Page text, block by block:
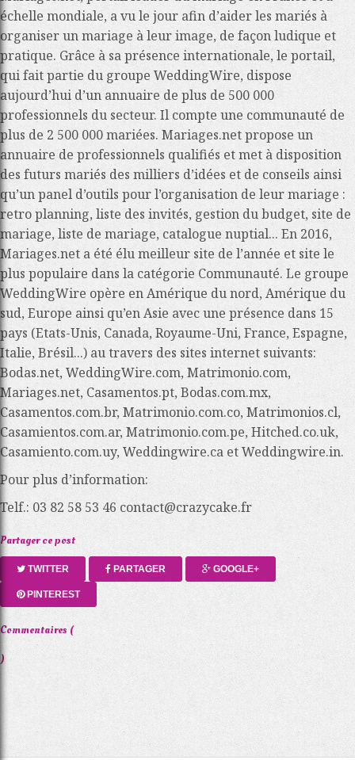
échelle mondiale, a vu le jour afin d’aider les mariés à
organiser un mariage à leur image, de façon ludique et
pratique. Grâce à sa présence internationale, le portail,
qui fait partie du groupe WeddingWire, dispose
aujourd’hui d’un annuaire de plus de 500 000
professionnels du secteur. Il compte une communauté de
plus de 2 500 000 mariées. Mariages.net propose un
annuaire de professionnels qualifiés et met à disposition
des futurs mariés des milliers d’idées et de conseils ainsi
qu’un panel d’outils pour l’organisation de leur mariage :
retro planning, liste des invités, gestion du budget, site de
mariage, liste de mariage, catalogue nuptial... En 2016,
Mariages.net a été élu meilleur site de l’année et site le
plus populaire dans la catégorie Communauté. Le groupe
WeddingWire opère en Amérique du nord, Amérique du
sud, Europe ainsi qu’en Asie avec une présence dans 15
pays (Etats-Unis, Canada, Royaume-Uni, France, Espagne,
Italie, Brésil...) au travers des sites internet suivants:
Bodas.net, WeddingWire.com, Matrimonio.com,
Mariages.net, Casamentos.pt, Bodas.com.mx,
Casamentos.com.br, Matrimonio.com.co, Matrimonios.cl,
Casamientos.com.ar, Matrimonio.com.pe, Hitched.co.uk,
Casamiento.com.uy, Weddingwire.ca et Weddingwire.in.
Pour plus d’information:
Telf.: 03 82 58 53 46 contact@crazycake.fr
Partager ce post
TWITTER PARTAGER GOOGLE+
PINTEREST
Commentaires (
)